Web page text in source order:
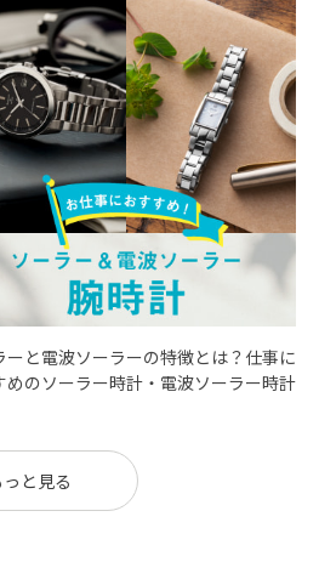
ーと電波ソーラーの特徴とは？仕事に
めのソーラー時計・電波ソーラー時計
と見る